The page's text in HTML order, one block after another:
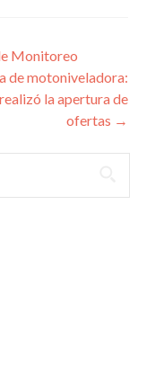
Monitoreo
de motoniveladora:
la apertura de
ofertas →